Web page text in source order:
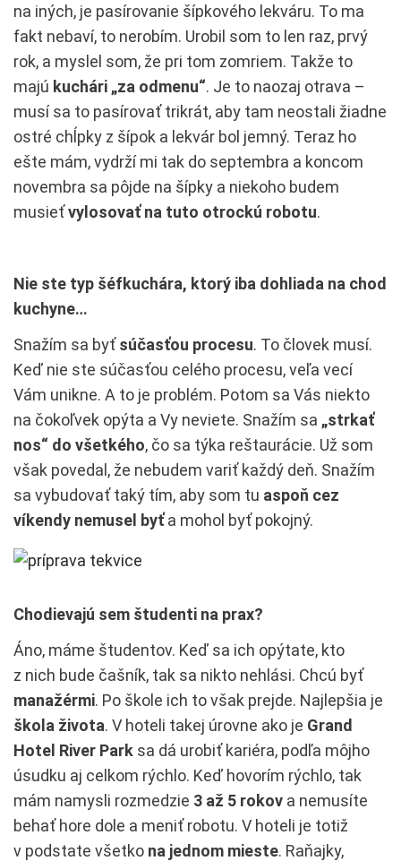
na iných, je pasírovanie šípkového lekváru. To ma
fakt nebaví, to nerobím. Urobil som to len raz, prvý
rok, a myslel som, že pri tom zomriem. Takže to
majú kuchári „za odmenu“. Je to naozaj otrava –
musí sa to pasírovať trikrát, aby tam neostali žiadne
ostré chĺpky z šípok a lekvár bol jemný. Teraz ho
ešte mám, vydrží mi tak do septembra a koncom
novembra sa pôjde na šípky a niekoho budem
musieťvylosovať na tuto otrockú robotu.
Nie ste typ šéfkuchára, ktorý iba dohliada na chod
kuchyne…
Snažím sa byťsúčasťou procesu. To človek musí.
Keď nie ste súčasťou celého procesu, veľa vecí
Vám unikne. A to je problém. Potom sa Vás niekto
na čokoľvek opýta a Vy neviete. Snažím sa „strkať
nos“ do všetkého, čo sa týka reštaurácie. Už som
však povedal, že nebudem variť každý deň. Snažím
sa vybudovať taký tím, aby som tu aspoň cez
víkendy nemusel byťa mohol byť pokojný.
Chodievajú sem študenti na prax?
Áno, máme študentov. Keď sa ich opýtate, kto
z nich bude čašník, tak sa nikto nehlási. Chcú byť
manažérmi. Po škole ich to však prejde. Najlepšia je
škola života. V hoteli takej úrovne ako je Grand
Hotel River Park sa dá urobiť kariéra, podľa môjho
úsudku aj celkom rýchlo. Keď hovorím rýchlo, tak
mám namysli rozmedzie 3 až 5 rokov a nemusíte
behať hore dole a meniť robotu. V hoteli je totiž
v podstate všetko na jednom mieste. Raňajky,